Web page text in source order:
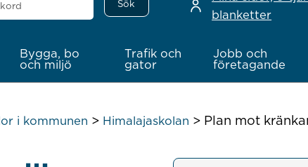
blanketter
Bygga, bo
och miljö
Trafik och
gator
Jobb och
företagande
i kommunen > Himalajaskolan > Plan mot